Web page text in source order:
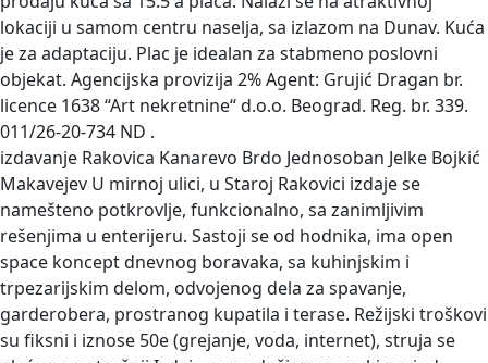
lokaciji u samom centru naselja, sa izlazom na Dunav. Kuća
je za adaptaciju. Plac je idealan za stabmeno poslovni
objekat. Agencijska provizija 2% Agent: Grujić Dragan br.
licence 1638 “Art nekretnine“ d.o.o. Beograd. Reg. br. 339.
011/26-20-734 ND .
izdavanje Rakovica Kanarevo Brdo Jednosoban Jelke Bojkić
Makavejev U mirnoj ulici, u Staroj Rakovici izdaje se
namešteno potkrovlje, funkcionalno, sa zanimljivim
rešenjima u enterijeru. Sastoji se od hodnika, ima open
space koncept dnevnog boravaka, sa kuhinjskim i
trpezarijskim delom, odvojenog dela za spavanje,
garderobera, prostranog kupatila i terase. Režijski troškovi
su fiksni i iznose 50e (grejanje, voda, internet), struja se